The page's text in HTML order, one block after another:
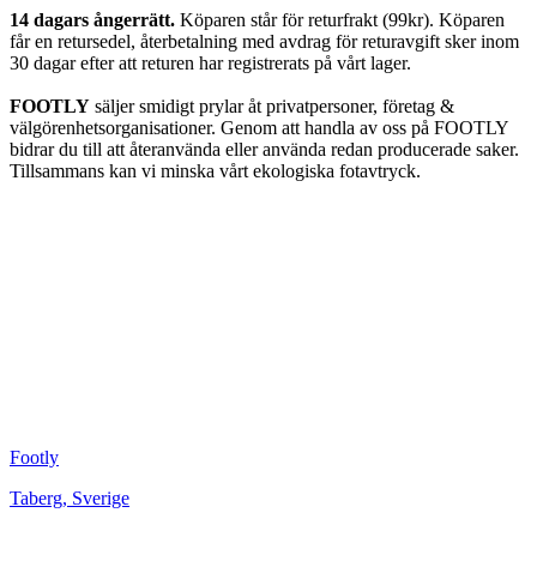
14 dagars ångerrätt. Köparen står för returfrakt (99kr). Köparen
får en retursedel, återbetalning med avdrag för returavgift sker inom
30 dagar efter att returen har registrerats på vårt lager.
FOOTLY säljer smidigt prylar åt privatpersoner, företag &
välgörenhetsorganisationer. Genom att handla av oss på FOOTLY
bidrar du till att återanvända eller använda redan producerade saker.
Tillsammans kan vi minska vårt ekologiska fotavtryck.
Footly
Taberg, Sverige